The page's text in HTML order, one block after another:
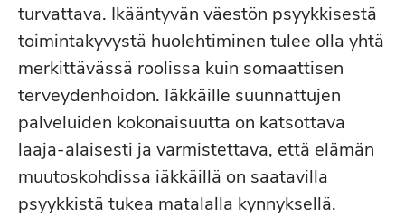
turvattava. Ikääntyvän väestön psyykkisestä
toimintakyvystä huolehtiminen tulee olla yhtä
merkittävässä roolissa kuin somaattisen
terveydenhoidon. Iäkkäille suunnattujen
palveluiden kokonaisuutta on katsottava
laaja-alaisesti ja varmistettava, että elämän
muutoskohdissa iäkkäillä on saatavilla
psyykkistä tukea matalalla kynnyksellä.